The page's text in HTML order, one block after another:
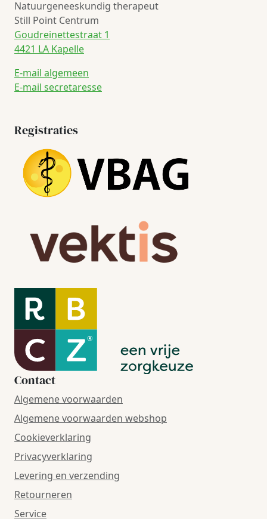
Natuurgeneeskundig therapeut
Still Point Centrum
Goudreinettestraat 1
4421 LA Kapelle
E-mail algemeen
E-mail secretaresse
Registraties
Contact
Algemene voorwaarden
Algemene voorwaarden webshop
Cookieverklaring
Privacyverklaring
Levering en verzending
Retourneren
Service